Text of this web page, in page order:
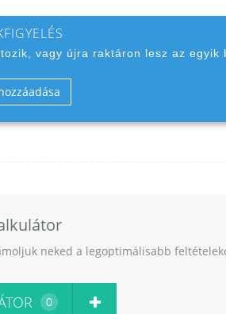
vagy újra raktáron lesz az egyik
neked a legoptimálisabb
0